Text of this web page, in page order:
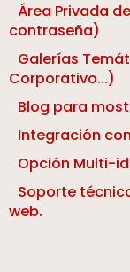
Área Privada
contraseña)
Galerías
Corporativo...)
Blog para
Integración
Opción Multi-
Soporte
web.